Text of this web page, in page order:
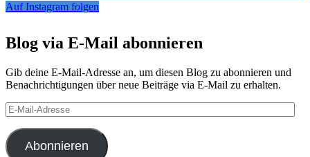
Auf Instagram folgen
Blog via E-Mail abonnieren
Gib deine E-Mail-Adresse an, um diesen Blog zu abonnieren und
Benachrichtigungen über neue Beiträge via E-Mail zu erhalten.
E-
Mail-
Adresse
Abonnieren